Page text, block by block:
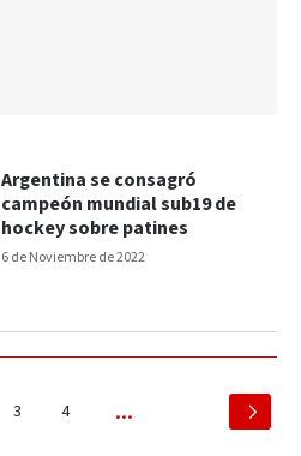
6 de Noviembre de 2022
Argentina se consagró
campeón mundial sub19 de
hockey sobre patines
3 4